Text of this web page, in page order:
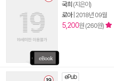
국희 (지은이)
로아| 2018년 09월
5,200원 (260원)
ePub